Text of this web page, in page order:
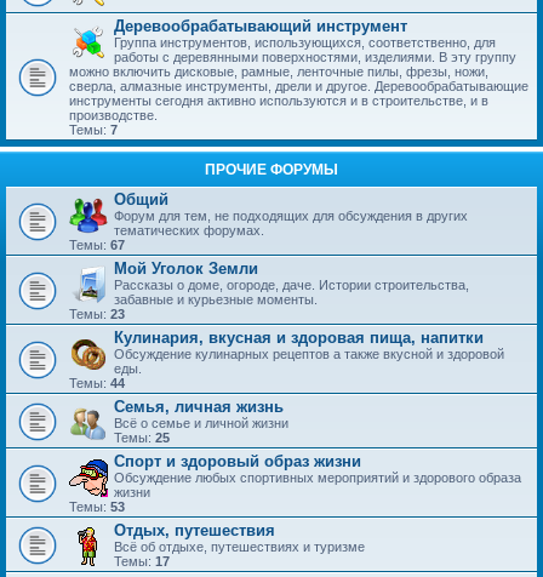
Деревообрабатывающий инструмент
Группа инструментов, использующихся, соответственно, для
работы с деревянными поверхностями, изделиями. В эту группу
можно включить дисковые, рамные, ленточные пилы, фрезы, ножи,
сверла, алмазные инструменты, дрели и другое. Деревообрабатывающие
инструменты сегодня активно используются и в строительстве, и в
производстве.
Темы: 7
ПРОЧИЕ ФОРУМЫ
Общий
Форум для тем, не подходящих для обсуждения в других
тематических форумах.
Темы: 67
Мой Уголок Земли
Рассказы о доме, огороде, даче. Истории строительства,
забавные и курьезные моменты.
Темы: 23
Кулинария, вкусная и здоровая пища, напитки
Обсуждение кулинарных рецептов а также вкусной и здоровой
еды.
Темы: 44
Семья, личная жизнь
Всё о семье и личной жизни
Темы: 25
Спорт и здоровый образ жизни
Обсуждение любых спортивных мероприятий и здорового образа
жизни
Темы: 53
Отдых, путешествия
Всё об отдыхе, путешествиях и туризме
Темы: 17